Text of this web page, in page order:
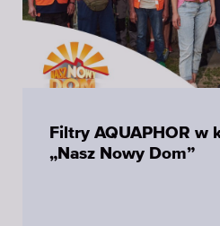
Filtry AQUAPHOR w
„Nasz Nowy Dom”